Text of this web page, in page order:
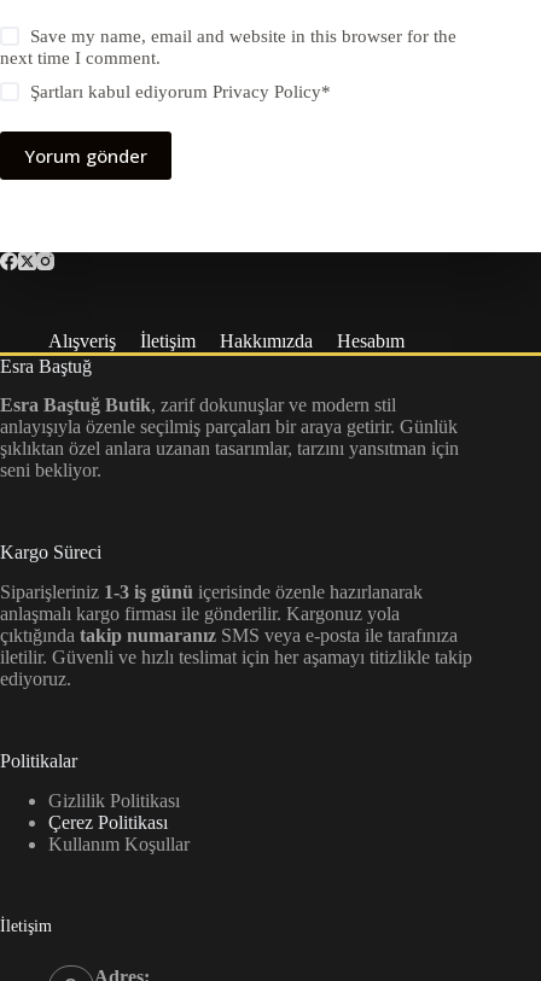
Save my name, email and website in this browser for the
next time I comment.
Şartları kabul ediyorumPrivacy Policy*
Yorum gönder
Alışveriş İletişim Hakkımızda
Hesabım
Esra Baştuğ
Esra Baştuğ Butik, zarif dokunuşlar ve modern stil
anlayışıyla özenle seçilmiş parçaları bir araya getirir. Günlük
şıklıktan özel anlara uzanan tasarımlar, tarzını yansıtman için
seni bekliyor.
Kargo Süreci
Siparişleriniz 1-3 iş günü içerisinde özenle hazırlanarak
anlaşmalı kargo firması ile gönderilir. Kargonuz yola
çıktığında takip numaranız SMS veya e-posta ile tarafınıza
iletilir. Güvenli ve hızlı teslimat için her aşamayı titizlikle takip
ediyoruz.
Politikalar
Gizlilik Politikası
Çerez Politikası
Kullanım Koşullar
İletişim
Adres: